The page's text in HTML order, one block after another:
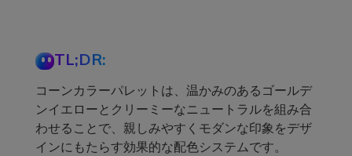
TL;DR:
コーンカラーパレットは、温かみのあるゴールデ
ンイエローとクリーミーなニュートラルを組み合
わせることで、親しみやすくモダンな印象をデザ
インにもたらす効果的な配色システムです。